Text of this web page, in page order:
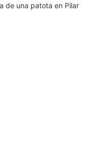
de una patota en Pilar